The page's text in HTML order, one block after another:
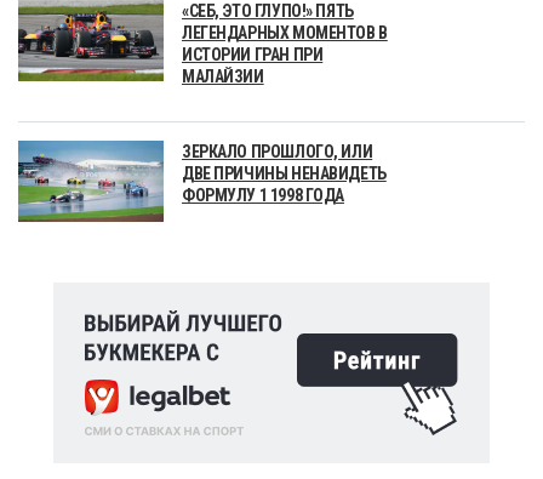
«СЕБ, ЭТО ГЛУПО!» ПЯТЬ
ЛЕГЕНДАРНЫХ МОМЕНТОВ В
ИСТОРИИ ГРАН ПРИ
МАЛАЙЗИИ
ЗЕРКАЛО ПРОШЛОГО, ИЛИ
ДВЕ ПРИЧИНЫ НЕНАВИДЕТЬ
ФОРМУЛУ 1 1998 ГОДА